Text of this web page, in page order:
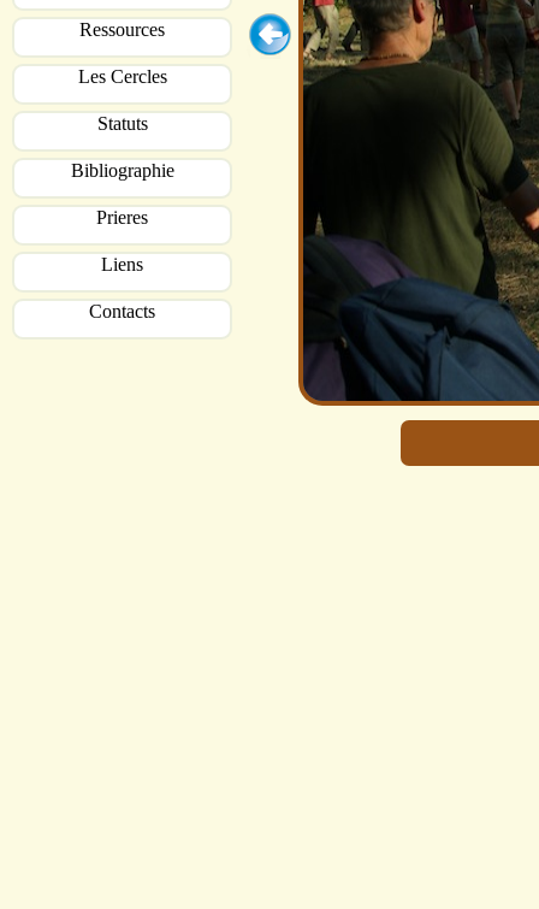
Ressources
Les Cercles
Statuts
Bibliographie
Prieres
Liens
Contacts